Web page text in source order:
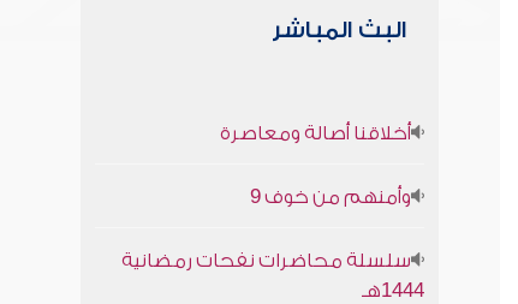
البث المباشر
أخلاقنا أصالة ومعاصرة
وأمنهم من خوف 9
سلسلة محاضرات نفحات رمضانية
1444هـ